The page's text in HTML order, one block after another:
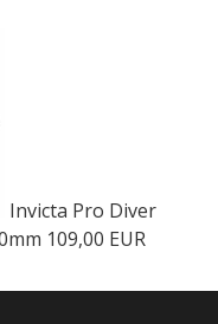
Invicta Pro Diver
109,00 EUR